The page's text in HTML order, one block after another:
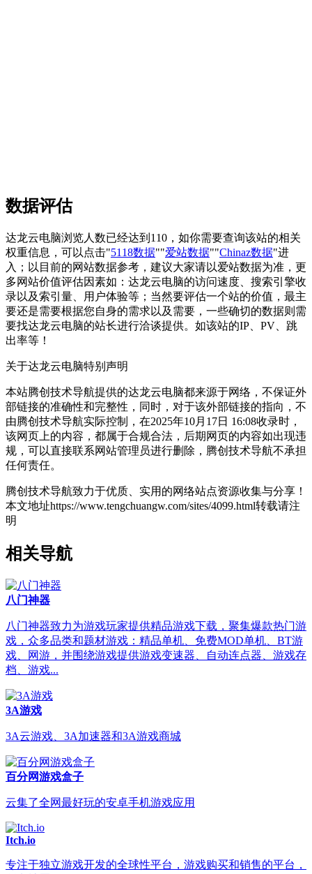
数据评估
达龙云电脑浏览人数已经达到110，如你需要查询该站的相关
权重信息，可以点击"5118数据""爱站数据""Chinaz数据"进
入；以目前的网站数据参考，建议大家请以爱站数据为准，更
多网站价值评估因素如：达龙云电脑的访问速度、搜索引擎收
录以及索引量、用户体验等；当然要评估一个站的价值，最主
要还是需要根据您自身的需求以及需要，一些确切的数据则需
要找达龙云电脑的站长进行洽谈提供。如该站的IP、PV、跳
出率等！
关于达龙云电脑特别声明
本站腾创技术导航提供的达龙云电脑都来源于网络，不保证外
部链接的准确性和完整性，同时，对于该外部链接的指向，不
由腾创技术导航实际控制，在2025年10月17日 16:08收录时，
该网页上的内容，都属于合规合法，后期网页的内容如出现违
规，可以直接联系网站管理员进行删除，腾创技术导航不承担
任何责任。
腾创技术导航致力于优质、实用的网络站点资源收集与分享！
本文地址https://www.tengchuangw.com/sites/4099.html转载请注
明
相关导航
八门神器
八门神器致力为游戏玩家提供精品游戏下载，聚集爆款热门游
戏，众多品类和题材游戏：精品单机、免费MOD单机、BT游
戏、网游，并围绕游戏提供游戏变速器、自动连点器、游戏存
档、游戏...
3A游戏
3A云游戏、3A加速器和3A游戏商城
百分网游戏盒子
云集了全网最好玩的安卓手机游戏应用
Itch.io
专注于独立游戏开发的全球性平台，游戏购买和销售的平台，